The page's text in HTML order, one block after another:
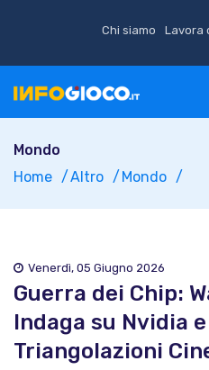
Chi siamo Lavora
Mondo
Home
Altro Mondo
Venerdì, 05 Giugno 2026
Guerra dei Chip:
Indaga su Nvidia
Triangolazioni